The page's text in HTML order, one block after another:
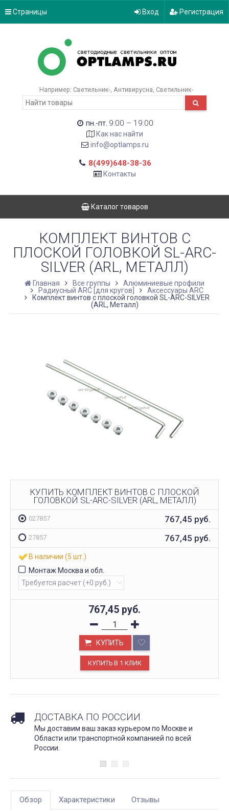
Страницы Вход Регистрация
Например: Светильник- Антивирусна Светильник-
пн.-пт. 9:00 – 19:00
Как нас найти
info@optlamps.ru
8(499)648-38-36
Контакты
Каталог товаров
КОМПЛЕКТ ВИНТОВ С
ПЛОСКОЙ ГОЛОВКОЙ SL-ARC-
SILVER (ARL, МЕТАЛЛ)
Главная Все группы
Алюминиевые профили
Радиусный ARC [для кругов]
Аксессуары ARC
Комплект винтов с плоской головкой SL-ARC-SILVER
(ARL, Металл)
КУПИТЬ КОМПЛЕКТ ВИНТОВ С ПЛОСКОЙ
ГОЛОВКОЙ SL-ARC-SILVER (ARL, МЕТАЛЛ)
027857 767,45 руб.
27857 767,45 руб.
В наличии (5 шт.)
Монтаж Москва и обл.
767,45 руб.
КУПИТЬ
ДОСТАВКА ПО РОССИИ
Мы доставим ваш заказ курьером по Москве и
Области или транспортной компанией по всей
России.
Обзор Характеристики Отзывы